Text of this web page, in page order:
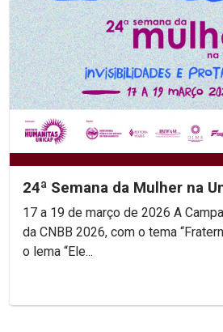
24ª Semana da Mulher na
17 a 19 de março de 2026 A Campanha da Fraternidade
da CNBB 2026, com o tema
o lema “Ele...